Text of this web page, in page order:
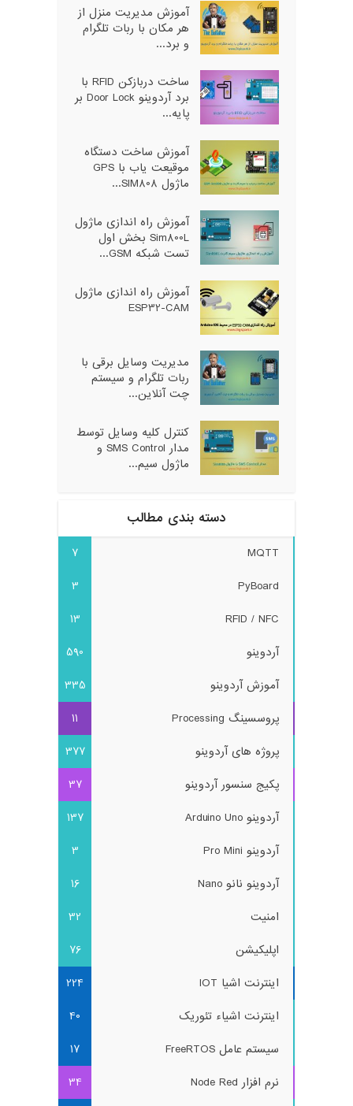
آموزش مدیریت منزل از
هر مکان با ربات تلگرام
و برد...
ساخت دربازکن RFID با
برد آردوینو Door Lock بر
پایه...
آموزش ساخت دستگاه
موقیعت یاب با GPS
ماژول SIM808...
آموزش راه اندازی ماژول
Sim800L بخش اول
تست شبکه GSM...
آموزش راه اندازی ماژول
ESP32-CAM
مدیریت وسایل برقی با
ربات تلگرام و سیستم
چت آنلاین...
کنترل کلیه وسایل توسط
مدار SMS Control و
ماژول سیم...
دسته بندی مطالب
MQTT
7
PyBoard
3
RFID / NFC
13
آردوینو
590
آموزش آردوینو
335
پروسسینگ Processing
11
پروژه های آردوینو
377
پکیج سنسور آردوینو
37
آردوینو Arduino Uno
137
آردوینو Pro Mini
3
آردوینو نانو Nano
16
امنیت
32
اپلیکیشن
76
اینترنت اشیا IOT
224
اینترنت اشیاء تئوریک
40
سیستم عامل FreeRTOS
17
نرم افزار Node Red
34